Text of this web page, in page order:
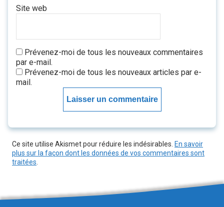
Site web
Prévenez-moi de tous les nouveaux commentaires
par e-mail.
Prévenez-moi de tous les nouveaux articles par e-
mail.
Ce site utilise Akismet pour réduire les indésirables. En savoir
plus sur la façon dont les données de vos commentaires sont
traitées